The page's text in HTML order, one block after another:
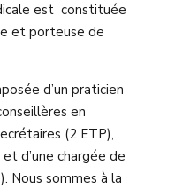
est constituée
et porteuse de
d’un praticien
en
(2 ETP),
d’une chargée de
Nous sommes à la